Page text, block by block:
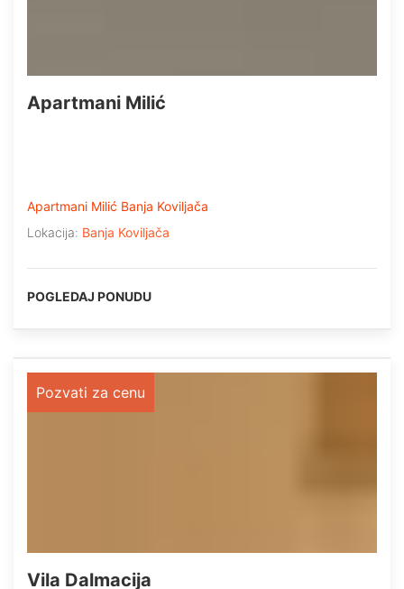
Apartmani Milić
Apartmani Milić Banja Koviljača
Lokacija: Banja Koviljača
POGLEDAJ PONUDU
Pozvati za cenu
Vila Dalmacija